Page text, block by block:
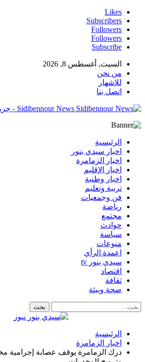
Likes
Subscribers
Followers
Followers
Subscribe
السبت, أغسطس 8, 2026
من نحن
للإشهار
اتصل بنا
Sidibennour News - جريدة إلكترونية
الرئيسية
اخبار سيدي بنور
اخبار الزمامرة
اخبار الإقليم
اخبار وطنبة
تربية وتعليم
فن وجمعيات
رياضة
مجتمع
حوادث
سياسة
منوعات
اعمدة الرأي
سيدي بنور tv
اقتصاد
ثقافة
صحة وبيئة
الرئيسية
اخبار الزمامرة
درك الزمامرة يوقف عصابة إجرامية